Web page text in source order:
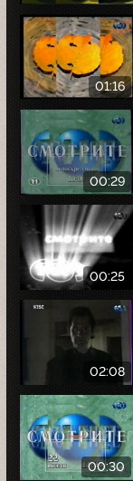
01:16
00:29
00:25
02:08
00:30